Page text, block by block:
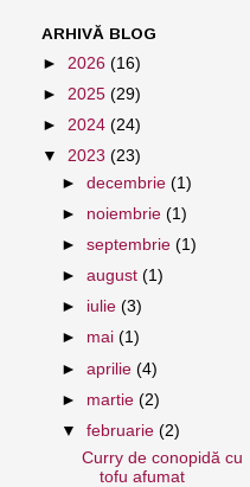
ARHIVĂ BLOG
► 2026 (16)
► 2025 (29)
► 2024 (24)
▼ 2023 (23)
►decembrie(1)
► noiembrie(1)
►septembrie(1)
►august(1)
► iulie(3)
► mai(1)
►aprilie(4)
► martie(2)
▼februarie(2)
Curry de conopidă cu
tofu afumat